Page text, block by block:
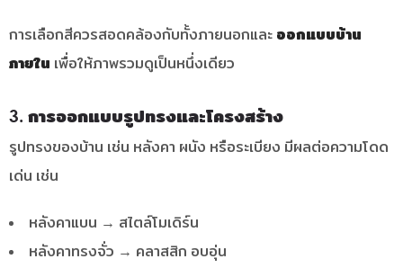
การเลือกสีควรสอดคล้องกับทั้งภายนอกและ ออกแบบบ้าน
ภายใน เพื่อให้ภาพรวมดูเป็นหนึ่งเดียว
3. การออกแบบรูปทรงและโครงสร้าง
รูปทรงของบ้าน เช่น หลังคา ผนัง หรือระเบียง มีผลต่อความโดด
เด่น เช่น
หลังคาแบน → สไตล์โมเดิร์น
หลังคาทรงจั่ว → คลาสสิก อบอุ่น